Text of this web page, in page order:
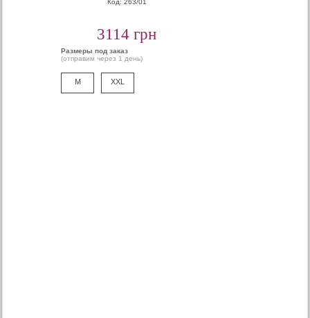
Код: 263/01
3114 грн
Размеры под заказ
(отправим через 1 день)
M XXL